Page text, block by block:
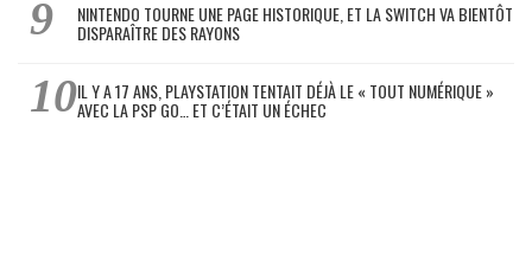
NINTENDO TOURNE UNE PAGE HISTORIQUE, ET LA SWITCH VA BIENTÔT
DISPARAÎTRE DES RAYONS
IL Y A 17 ANS, PLAYSTATION TENTAIT DÉJÀ LE « TOUT NUMÉRIQUE »
AVEC LA PSP GO… ET C’ÉTAIT UN ÉCHEC